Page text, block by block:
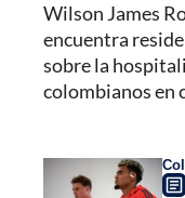
Wilson James
encuentra
sobre la
colombianos en